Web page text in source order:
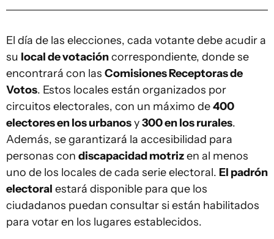
El día de las elecciones, cada votante debe acudir a
su local de votacióncorrespondiente, donde se
encontrará con las Comisiones Receptoras de
Votos. Estos locales están organizados por
circuitos electorales, con un máximo de400
electores en los urbanosy300 en los rurales.
Además, se garantizará la accesibilidad para
personas con discapacidad motrizen al menos
uno de los locales de cada serie electoral. El padrón
electoral estará disponible para que los
ciudadanos puedan consultar si están habilitados
para votar en los lugares establecidos.